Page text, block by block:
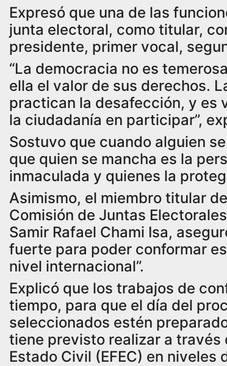
Expresó que una de las
junta electoral, como titular,
presidente, primer vocal,
“La democracia no es
ella el valor de sus derechos.
practican la desafección, y es
la ciudadanía en participar”,
Sostuvo que cuando alguien
que quien se mancha es la
inmaculada y quienes la
Asimismo, el miembro titular
Comisión de Juntas
Samir Rafael Chami Isa,
fuerte para poder conformar
nivel internacional”.
Explicó que los trabajos de
tiempo, para que el día del
seleccionados estén
tiene previsto realizar a través
Estado Civil (EFEC) en